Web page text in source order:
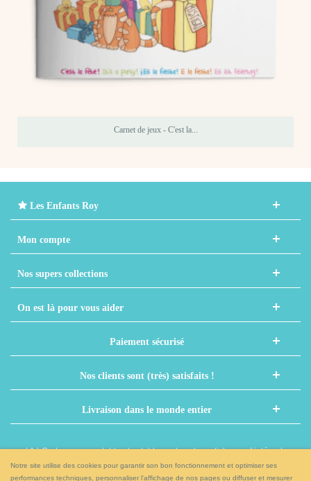
Carnet de jeux - C'est la...
Les Enfants Roy
Mon compte
Nos supers collections
On est là pour vous aider
Paiement sécurisé
Nos clients sont (très) satisfaits !
Livraison dans le monde entier
Notre site utilise des cookies pour garantir son bon fonctionnement et optimiser ses
performances techniques, personnaliser l'affichage de nos pages ou diffuser et mesurer
( 1 ) Code non cumulable et valable sur tous les articles sauf intégrales,
nouveaux prénoms et autres articles déjà remisés